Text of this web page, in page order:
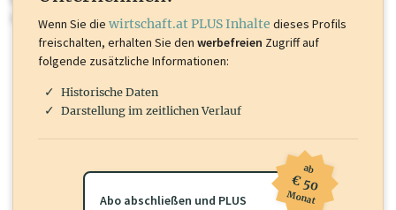
mehr.Wenn Sie die wirtschaft.at PLUS Inhalte dieses Profils
freischalten, erhalten Sie den werbefreien Zugriff auf
folgende zusätzliche Informationen:
Historische Daten
Darstellung im zeitlichen Verlauf
Abo abschließen und PLUS
ab
€ 50
Monat